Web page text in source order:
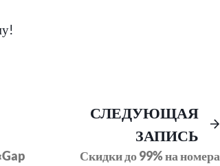
ПредыдущийСЛЕДУЮЩАЯ
ЗАПИСЬ
Скидки до 99% на номера